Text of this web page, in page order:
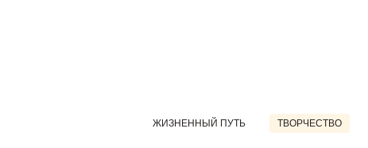
ЖИЗНЕННЫЙ ПУТЬ ТВОРЧЕСТВО